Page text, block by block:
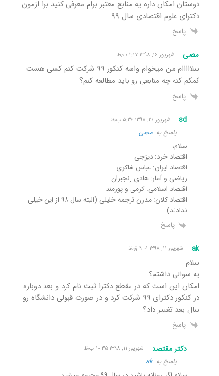
دوستان امکان داره یه منابع معتبر برام معرفی کنید برا ازمون
دکترای علوم اقتصادی سال ۹۹
پاسخ
مصی شهریور ۱۶, ۱۳۹۸ ۲:۱۷ ب٫ظ
سلااااام من میخوام واسه کنکور ۹۹ شرکت کنم کسی هست
کمکم کنه چه منابعی رو باید مطالعه کنم؟
پاسخ
sd شهریور ۲۶, ۱۳۹۸ ۵:۳۶ ب٫ظ
پاسخ به مصی
سلام،
اقتصاد خرد: دیزجی
اقتصاد ایران: عباس شاکری
ریاضی و آمار: هادی رنجبران
اقتصاد اسلامی: کرمی و پورمند
اقتصاد کلان: مدرن ترجمه خلیلی (البته سال ۹۸ از این خیلی
ندادند)
پاسخ
ak شهریور ۱۱, ۱۳۹۸ ۹:۰۱ ق٫ظ
سلام
یه سوالی داشتم؟
امکان این است که در مقطع دکترا ثبت نام کرد و بعد دوباره
در کنکور دکترای ۹۹ شرکت کرد و در صورت قبولی دانشگاه رو
سال بعد تغییر داد؟
پاسخ
دکتر مقتصد شهریور ۱۱, ۱۳۹۸ ۱۰:۳۵ ب٫ظ
پاسخ بهak